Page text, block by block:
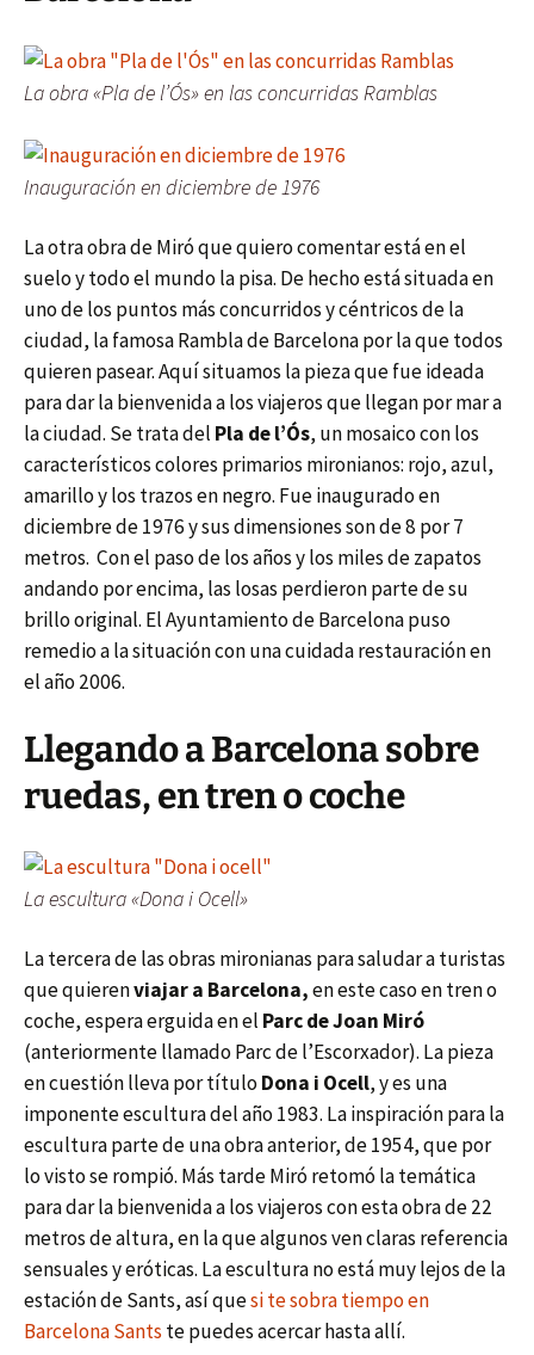
La obra «Pla de l’Ós» en las concurridas Ramblas
Inauguración en diciembre de 1976
La otra obra de Miró que quiero comentar está en el
suelo y todo el mundo la pisa. De hecho está situada en
uno de los puntos más concurridos y céntricos de la
ciudad, la famosa Rambla de Barcelona por la que todos
quieren pasear. Aquí situamos la pieza que fue ideada
para dar la bienvenida a los viajeros que llegan por mar a
la ciudad. Se trata del Pla de l’Ós, un mosaico con los
característicos colores primarios mironianos: rojo, azul,
amarillo y los trazos en negro. Fue inaugurado en
diciembre de 1976 y sus dimensiones son de 8 por 7
metros. Con el paso de los años y los miles de zapatos
andando por encima, las losas perdieron parte de su
brillo original. El Ayuntamiento de Barcelona puso
remedio a la situación con una cuidada restauración en
el año 2006.
Llegando a Barcelona sobre
ruedas, en tren o coche
La escultura «Dona i Ocell»
La tercera de las obras mironianas para saludar a turistas
que quierenviajar a Barcelona,en este caso en tren o
coche, espera erguida en el Parc de Joan Miró
(anteriormente llamado Parc de l’Escorxador). La pieza
en cuestión lleva por títuloDona i Ocell, y es una
imponente escultura del año 1983. La inspiración para la
escultura parte de una obra anterior, de 1954, que por
lo visto se rompió. Más tarde Miró retomó la temática
para dar la bienvenida a los viajeros con esta obra de 22
metros de altura, en la que algunos ven claras referencia
sensuales y eróticas. La escultura no está muy lejos de la
estación de Sants, así quesi te sobra tiempo en
Barcelona Santste puedes acercar hasta allí.